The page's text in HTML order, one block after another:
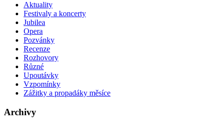
Aktuality
Festivaly a koncerty
Jubilea
Opera
Pozvánky
Recenze
Rozhovory
Různé
Upoutávky
Vzpomínky
Zážitky a propadáky měsíce
Archivy